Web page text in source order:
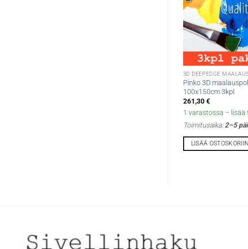
3D DEEPEDGE
Pinko 3D
100x150cm 3kpl
261,30€
1 varastossa –
Toimitusaika:2–5
LISÄÄ OSTOSKORIIN